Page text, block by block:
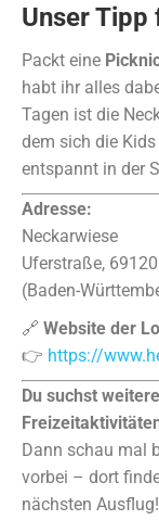
Unser Tipp
Packt eine
habt ihr alles
Tagen ist die
dem sich die
entspannt in der
Adresse:
Neckarwiese
Uferstraße,
(Baden-
🔗 Website der
👉 https://
Du suchst
Dann schau mal
vorbei – dort
nächsten Ausflug!